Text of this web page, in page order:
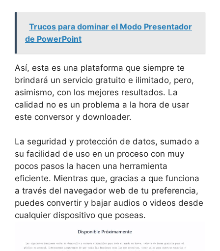
Trucos para dominar el Modo Presentador
de PowerPoint
Así, esta es una plataforma que siempre te
brindará un servicio gratuito e ilimitado, pero,
asimismo, con los mejores resultados. La
calidad no es un problema a la hora de usar
este conversor y downloader.
La seguridad y protección de datos, sumado a
su facilidad de uso en un proceso con muy
pocos pasos la hacen una herramienta
eficiente. Mientras que, gracias a que funciona
a través del navegador web de tu preferencia,
puedes convertir y bajar audios o videos desde
cualquier dispositivo que poseas.